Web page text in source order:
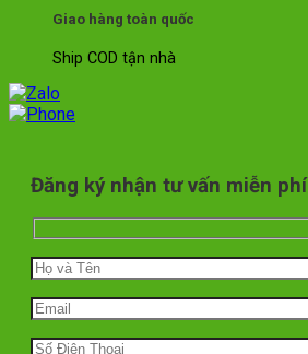
Giao hàng toàn quốc
Ship COD tận nhà
Đăng ký nhận tư vấn miễn phí